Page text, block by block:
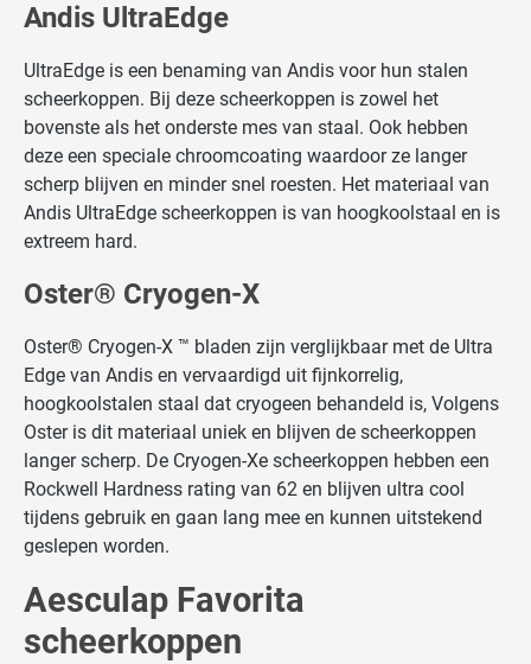
Andis UltraEdge
UltraEdge is een benaming van Andis voor hun stalen
scheerkoppen. Bij deze scheerkoppen is zowel het
bovenste als het onderste mes van staal. Ook hebben
deze een speciale chroomcoating waardoor ze langer
scherp blijven en minder snel roesten. Het materiaal van
Andis UltraEdge scheerkoppen is van hoogkoolstaal en is
extreem hard.
Oster® Cryogen-X
Oster® Cryogen-X ™ bladen zijn verglijkbaar met de Ultra
Edge van Andis en vervaardigd uit fijnkorrelig,
hoogkoolstalen staal dat cryogeen behandeld is, Volgens
Oster is dit materiaal uniek en blijven de scheerkoppen
langer scherp. De Cryogen-Xe scheerkoppen hebben een
Rockwell Hardness rating van 62 en blijven ultra cool
tijdens gebruik en gaan lang mee en kunnen uitstekend
geslepen worden.
Aesculap Favorita
scheerkoppen